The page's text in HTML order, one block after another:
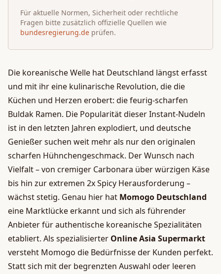
Für aktuelle Normen, Sicherheit oder rechtliche
Fragen bitte zusätzlich offizielle Quellen wie
bundesregierung.de prüfen.
Die koreanische Welle hat Deutschland längst erfasst
und mit ihr eine kulinarische Revolution, die die
Küchen und Herzen erobert: die feurig-scharfen
Buldak Ramen. Die Popularität dieser Instant-Nudeln
ist in den letzten Jahren explodiert, und deutsche
Genießer suchen weit mehr als nur den originalen
scharfen Hühnchengeschmack. Der Wunsch nach
Vielfalt – von cremiger Carbonara über würzigen Käse
bis hin zur extremen 2x Spicy Herausforderung –
wächst stetig. Genau hier hat Momogo Deutschland
eine Marktlücke erkannt und sich als führender
Anbieter für authentische koreanische Spezialitäten
etabliert. Als spezialisierter Online Asia Supermarkt
versteht Momogo die Bedürfnisse der Kunden perfekt.
Statt sich mit der begrenzten Auswahl oder leeren